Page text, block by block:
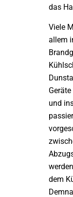
das
Viele
allem
und
dem